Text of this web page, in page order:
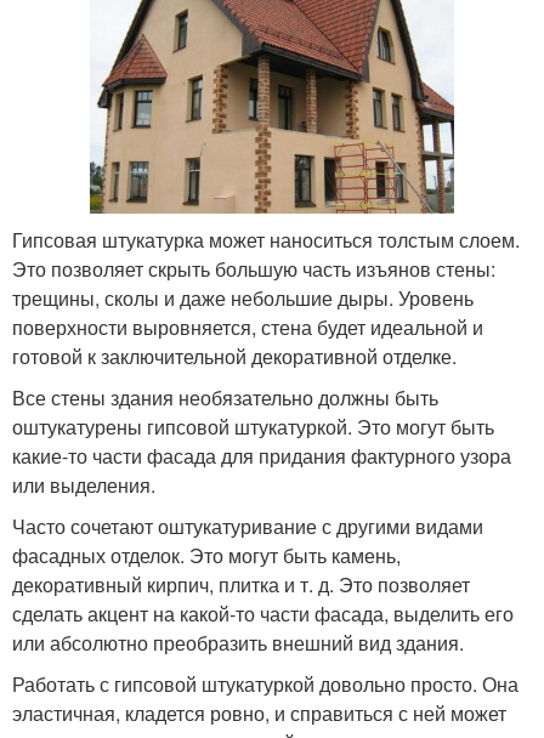
Гипсовая штукатурка может наноситься толстым слоем.
Это позволяет скрыть большую часть изъянов стены:
трещины, сколы и даже небольшие дыры. Уровень
поверхности выровняется, стена будет идеальной и
готовой к заключительной декоративной отделке.
Все стены здания необязательно должны быть
оштукатурены гипсовой штукатуркой. Это могут быть
какие-то части фасада для придания фактурного узора
или выделения.
Часто сочетают оштукатуривание с другими видами
фасадных отделок. Это могут быть камень,
декоративный кирпич, плитка и т. д. Это позволяет
сделать акцент на какой-то части фасада, выделить его
или абсолютно преобразить внешний вид здания.
Работать с гипсовой штукатуркой довольно просто. Она
эластичная, кладется ровно, и справиться с ней может